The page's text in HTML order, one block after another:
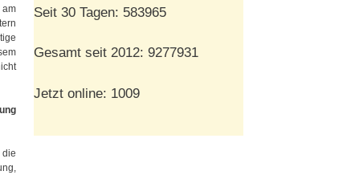
am
Seit 30 Tagen: 583965
Gesamt seit 2012: 9277931
Jetzt online: 1009